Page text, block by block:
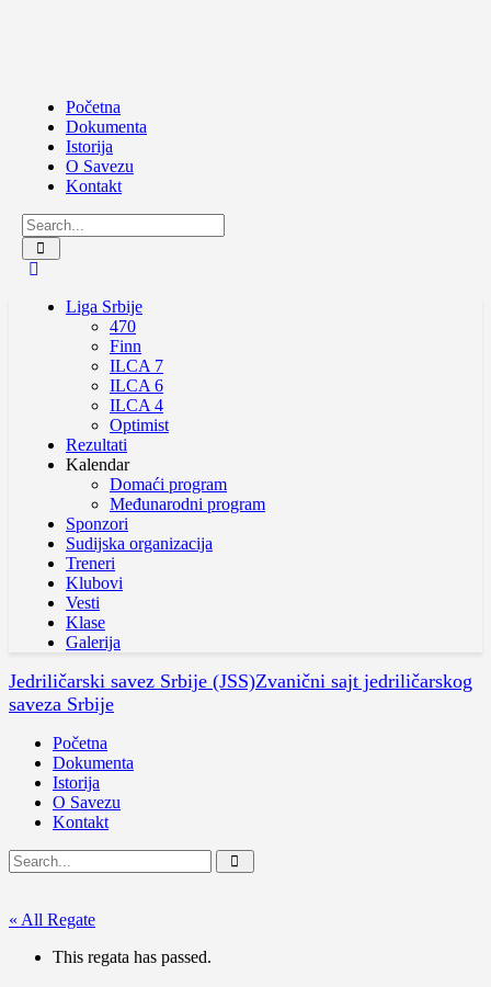
Početna
Dokumenta
Istorija
O Savezu
Kontakt
Liga Srbije
470
Finn
ILCA 7
ILCA 6
ILCA 4
Optimist
Rezultati
Kalendar
Domaći program
Međunarodni program
Sponzori
Sudijska organizacija
Treneri
Klubovi
Vesti
Klase
Galerija
Jedriličarski savez Srbije (JSS)Zvanični sajt jedriličarskog
saveza Srbije
Početna
Dokumenta
Istorija
O Savezu
Kontakt
« All Regate
This regata has passed.